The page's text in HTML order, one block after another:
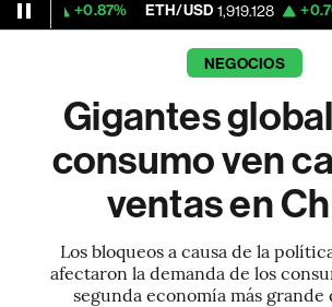
ETH/USD 1,919.128 +0.70% Visa
NEGOCIOS
Gigantes
consumo ven
ventas en
Los bloqueos a causa de la
afectaron la demanda de los
segunda economía más